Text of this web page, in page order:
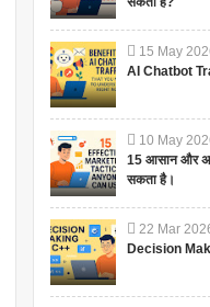
15 May
AI Chatbot
10 May
15 आसान और
सकता है।
22 Mar
Decision